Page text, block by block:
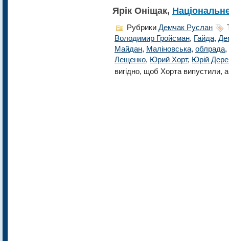
Ярік Оніщак,
Рубрики Демчак Руслан
Володимир Гройсман, Гайда,
Майдан, Маліновська, облрада,
Лещенко, Юрий Хорт, Юрій
вигідно, щоб Хорта випустили,